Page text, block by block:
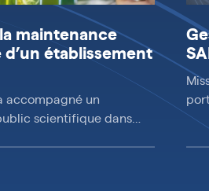
maintenance
établissement
accompagné un
scientifique dans…